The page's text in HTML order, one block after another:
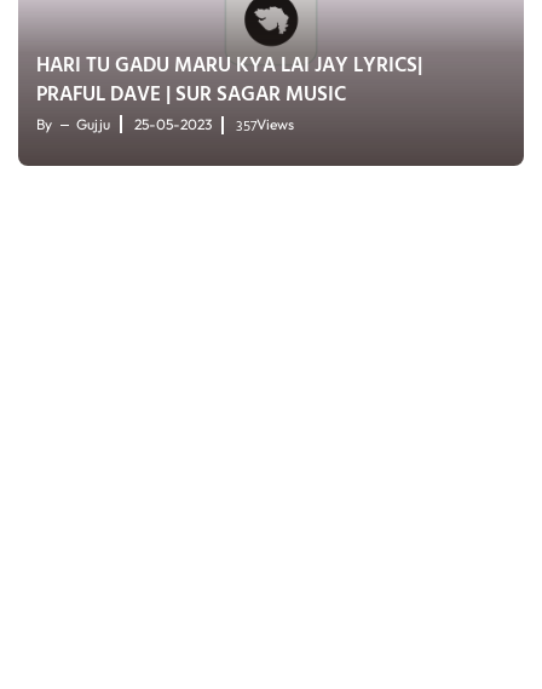
HARI TU GADU MARU KYA LAI JAY LYRICS|
PRAFUL DAVE | SUR SAGAR MUSIC
By Gujju 25-05-2023 357Views